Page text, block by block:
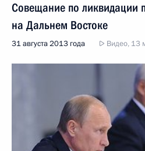
Совещание по ликвидации
на Дальнем Востоке
31 августа 2013 года Видео, 13